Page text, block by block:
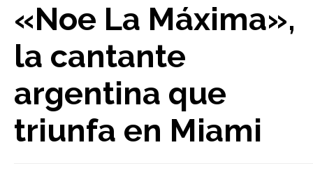
«Noe La Máxima»,
la cantante
argentina que
triunfa en Miami